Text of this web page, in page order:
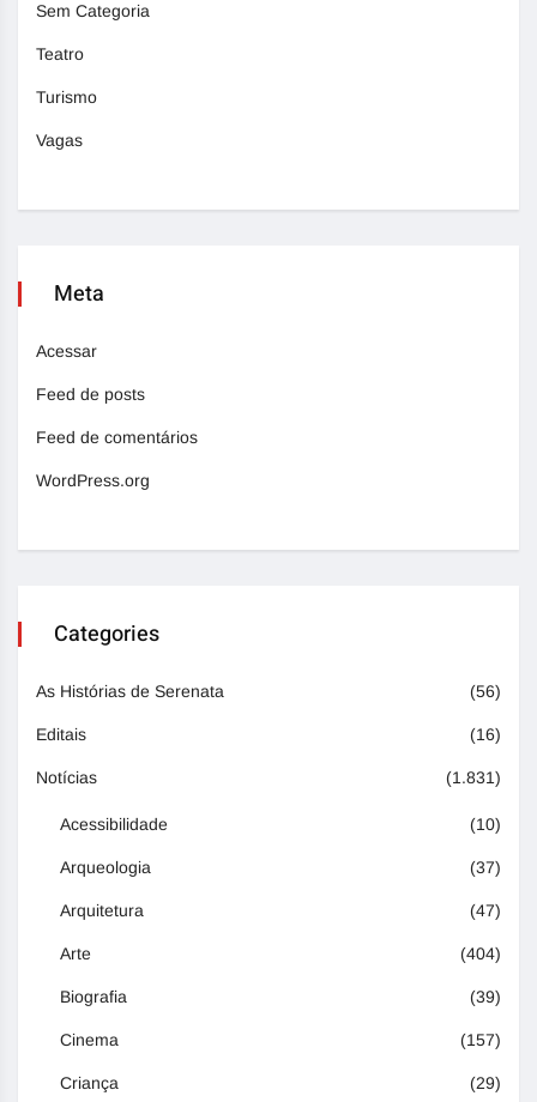
Sem Categoria
Teatro
Turismo
Vagas
Meta
Acessar
Feed de posts
Feed de comentários
WordPress.org
Categories
As Histórias de Serenata (56)
Editais (16)
Notícias (1.831)
Acessibilidade (10)
Arqueologia (37)
Arquitetura (47)
Arte (404)
Biografia (39)
Cinema (157)
Criança (29)